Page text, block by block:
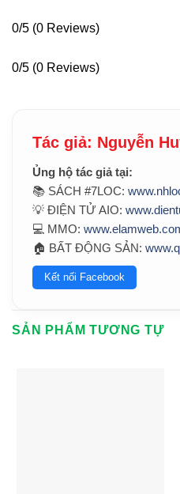
0/5 (0 Reviews)
0/5 (0 Reviews)
Tác giả: Nguyễn
Ủng hộ tác giả tại:
📚 SÁCH #7LOC:
💡 ĐIỆN TỬ AIO:
💻 MMO:
🏠 BẤT ĐỘNG SẢN:
Kết nối Facebook
SẢN PHẨM TƯƠNG TỰ